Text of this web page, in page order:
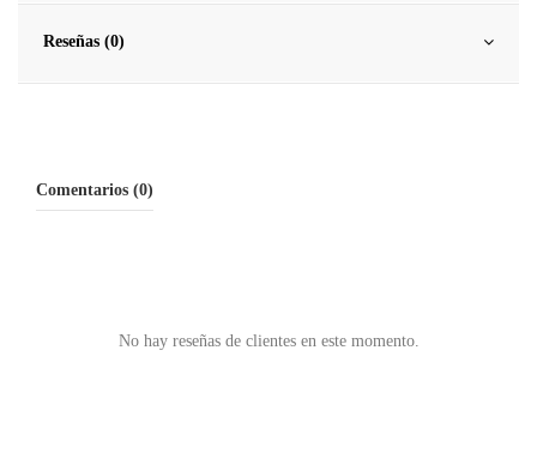
Reseñas (0)
Comentarios (0)
No hay reseñas de clientes en este momento.